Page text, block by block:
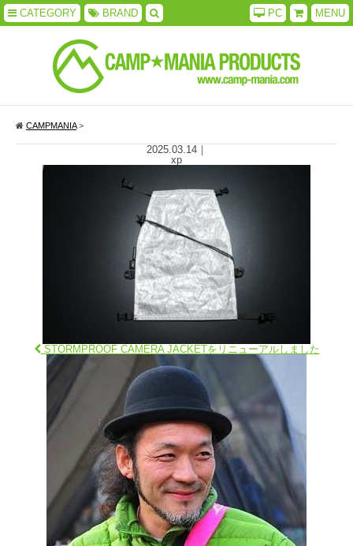
CATEGORY BRAND MENU
PC
CAMPMANIA>
2025.03.14｜
xp
STORMPROOF CAMERA JACKETをリニューアルしました